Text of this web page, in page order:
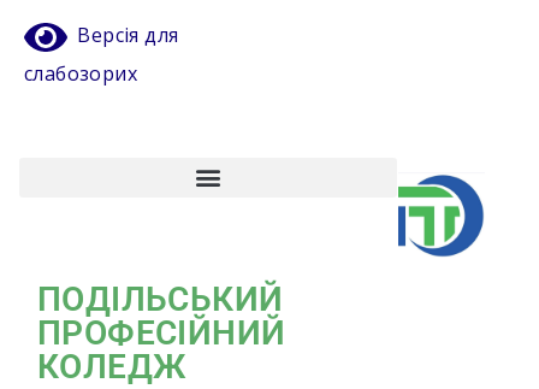
Версія для
слабозорих
ПОДІЛЬСЬКИЙ
ПРОФЕСІЙНИЙ
КОЛЕДЖ